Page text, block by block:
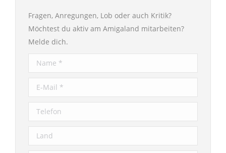
Fragen, Anregungen, Lob oder auch Kritik?
Möchtest du aktiv am Amigaland mitarbeiten?
Melde dich.
Name *
E-Mail *
Telefon
Land